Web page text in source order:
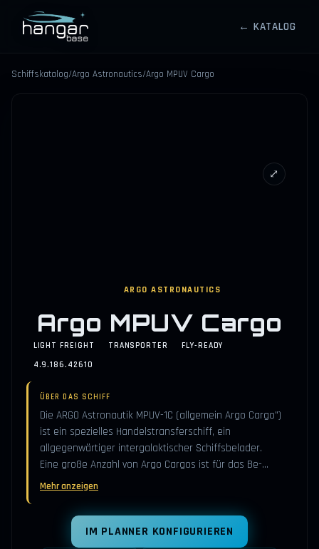
HANGARBASE
← KATALOG
Schiffskatalog/Argo Astronautics/Argo MPUV Cargo
ARGO ASTRONAUTICS
Argo MPUV Cargo
LIGHT FREIGHT TRANSPORTER
FLY-READY
4.9.186.42610
ÜBER DAS SCHIFF
Die ARGO Astronautik MPUV-1C (allgemein Argo Cargo")
ist ein spezielles Handelstransferschiff, ein
allgegenwärtiger intergalaktischer Schiffsbelader.
Eine große Anzahl von Argo Cargos ist für das Be-…
Mehr anzeigen
IM PLANNER KONFIGURIEREN
⤢